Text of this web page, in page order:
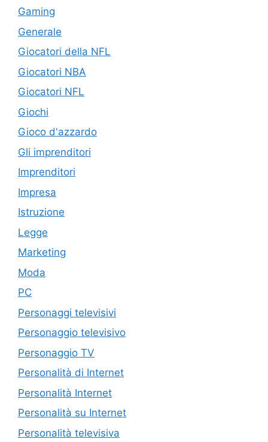
Gaming
Generale
Giocatori della NFL
Giocatori NBA
Giocatori NFL
Giochi
Gioco d'azzardo
Gli imprenditori
Imprenditori
Impresa
Istruzione
Legge
Marketing
Moda
PC
Personaggi televisivi
Personaggio televisivo
Personaggio TV
Personalità di Internet
Personalità Internet
Personalità su Internet
Personalità televisiva